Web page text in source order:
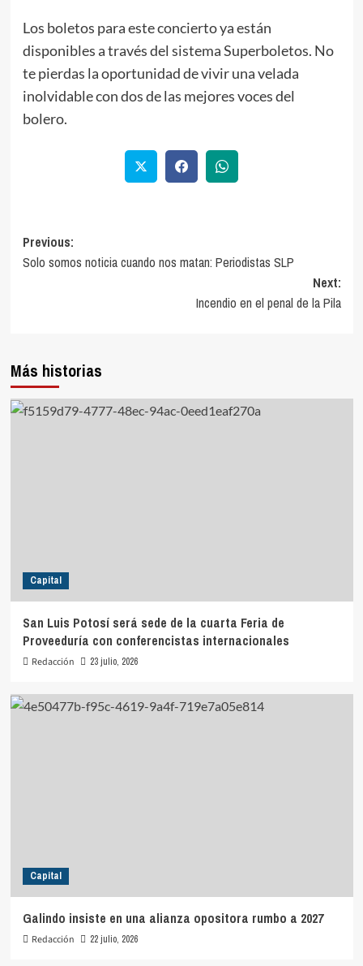
Los boletos para este concierto ya están
disponibles a través del sistema Superboletos. No
te pierdas la oportunidad de vivir una velada
inolvidable con dos de las mejores voces del
bolero.
Previous:
Solo somos noticia cuando nos matan: Periodistas SLP
Next:
Incendio en el penal de la Pila
Más historias
Capital
San Luis Potosí será sede de la cuarta Feria de
Proveeduría con conferencistas internacionales
Redacción 23 julio, 2026
Capital
Galindo insiste en una alianza opositora rumbo a 2027
Redacción 22 julio, 2026